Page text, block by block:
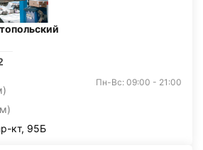
Пн-Вс: 09:00 - 21:00
кт, 95Б